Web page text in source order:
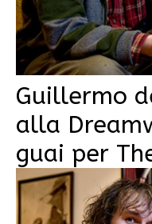
Guillermo
alla
guai per